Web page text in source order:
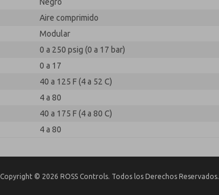
Aire comprimido
Modular
0 a 250 psig (0 a 17 bar)
0 a 17
40 a 125 F (4 a 52 C)
4 a 80
40 a 175 F (4 a 80 C)
4 a 80
Copyright © 2026 ROSS Controls. Todos los Derechos Reservados.